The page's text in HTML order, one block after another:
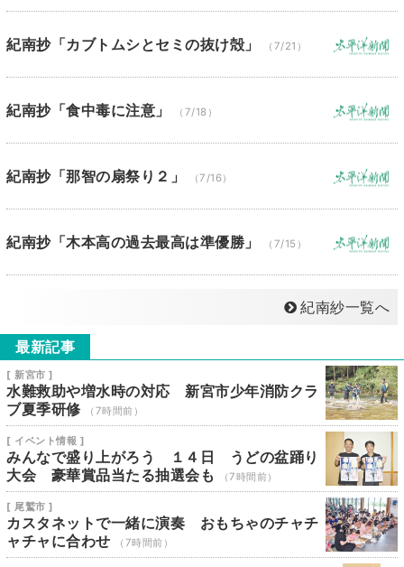
紀南抄「カブトムシとセミの抜け殻」 （7/21）
紀南抄「食中毒に注意」 （7/18）
紀南抄「那智の扇祭り２」 （7/16）
紀南抄「木本高の過去最高は準優勝」 （7/15）
紀南紗一覧へ
最新記事
[ 新宮市 ]
水難救助や増水時の対応 新宮市少年消防クラ
ブ夏季研修
（7時間前）
[ イベント情報 ]
みんなで盛り上がろう １４日 うどの盆踊り
大会 豪華賞品当たる抽選会も
（7時間前）
[ 尾鷲市 ]
カスタネットで一緒に演奏 おもちゃのチャチ
ャチャに合わせ
（7時間前）